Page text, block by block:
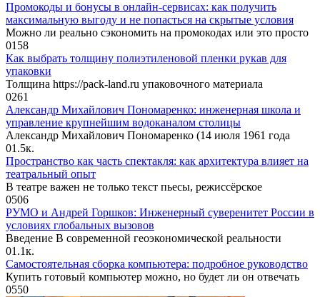
Промокоды и бонусы в онлайн-сервисах: как получить
максимальную выгоду и не попасться на скрытые условия
Можно ли реально сэкономить на промокодах или это просто
0158
Как выбрать толщину полиэтиленовой пленки рукав для
упаковки
Толщина https://pack-land.ru упаковочного материала
0261
Александр Михайлович Пономаренко: инженерная школа и
управление крупнейшим водоканалом столицы
Александр Михайлович Пономаренко (14 июля 1961 года
01.5к.
Пространство как часть спектакля: как архитектура влияет на
театральный опыт
В театре важен не только текст пьесы, режиссёрское
0506
РУМО и Андрей Горшков: Инженерный суверенитет России в
условиях глобальных вызовов
Введение В современной геоэкономической реальности
01.1к.
Самостоятельная сборка компьютера: подробное руководство
Купить готовый компьютер можно, но будет ли он отвечать
0550